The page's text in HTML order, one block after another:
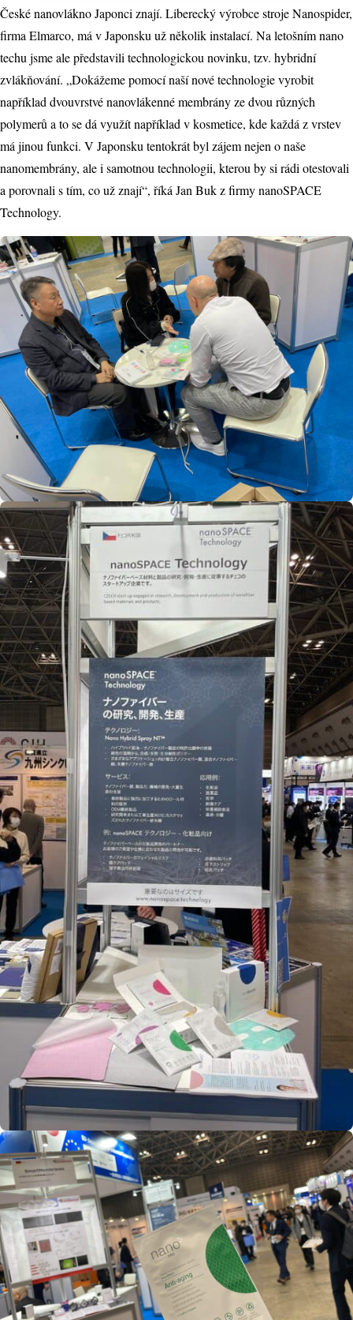
České nanovlákno Japonci znají. Liberecký výrobce stroje Nanospider,
firma Elmarco, má v Japonsku už několik instalací. Na letošním nano
techu jsme ale představili technologickou novinku, tzv. hybridní
zvlákňování. „Dokážeme pomocí naší nové technologie vyrobit
například dvouvrstvé nanovlákenné membrány ze dvou různých
polymerů a to se dá využít například v kosmetice, kde každá z vrstev
má jinou funkci. V Japonsku tentokrát byl zájem nejen o naše
nanomembrány, ale i samotnou technologii, kterou by si rádi otestovali
a porovnali s tím, co už znají“, říká Jan Buk z firmy nanoSPACE
Technology.